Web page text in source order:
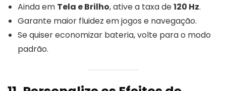
Ainda em Tela e Brilho, ative a taxa de120 Hz.
Garante maior fluidez em jogos e navegação.
Se quiser economizar bateria, volte para o modo
padrão.